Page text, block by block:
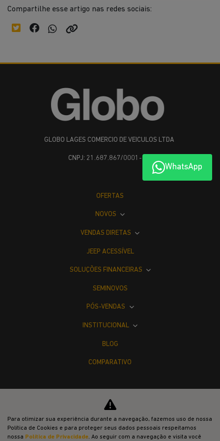
Compartilhe esse artigo nas redes sociais:
WhatsApp
GLOBO LAGES COMERCIO DE VEICULOS LTDA
CNPJ: 21.687.867/0001-37
OFERTAS
NOVOS
VENDAS DIRETAS
JEEP ACESSÍVEL
SOLUÇÕES FINANCEIRAS
SEMINOVOS
PÓS-VENDAS
INSTITUCIONAL
BLOG
COMPARATIVO
Desacelere. Seu bem maior é a vida.
Para otimizar sua experiência durante a navegação, fazemos uso de nossa
Política de Cookies e para proteger seus dados pessoais respeitamos
nossa Política de Privacidade. Ao seguir com a navegação e visita você